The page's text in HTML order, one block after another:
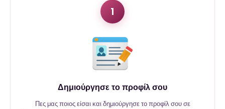
1
Δημιούργησε το προφίλ σου
Πες μας ποιος είσαι και δημιούργησε το προφίλ σου σε